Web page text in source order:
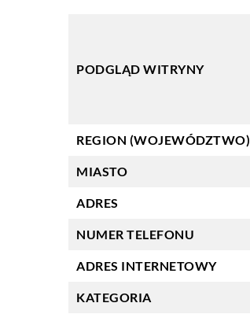
PODGLĄD WITRYNY
REGION (WOJEWÓDZTWO)
MIASTO
ADRES
NUMER TELEFONU
ADRES INTERNETOWY
KATEGORIA